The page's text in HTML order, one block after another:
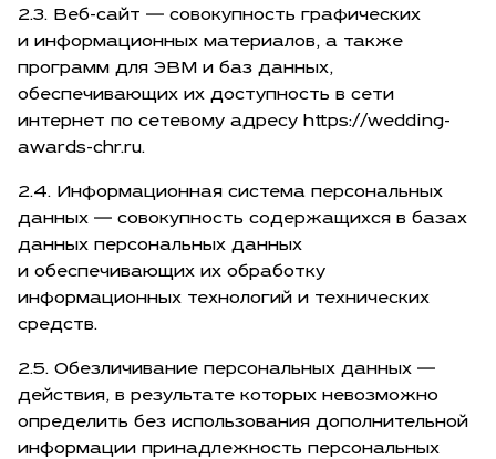
2.3. Веб-сайт — совокупность графических
и информационных материалов, а также
программ для ЭВМ и баз данных,
обеспечивающих их доступность в сети
интернет по сетевому адресу https://wedding-
awards-chr.ru.
2.4. Информационная система персональных
данных — совокупность содержащихся в базах
данных персональных данных
и обеспечивающих их обработку
информационных технологий и технических
средств.
2.5. Обезличивание персональных данных —
действия, в результате которых невозможно
определить без использования дополнительной
информации принадлежность персональных